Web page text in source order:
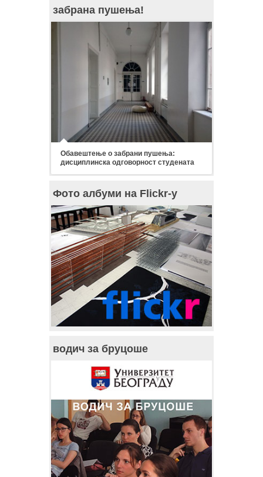
забрана пушења!
Обавештење о забрани пушења:
дисциплинска одговорност студената
Фото албуми на Flickr-у
водич за бруцоше